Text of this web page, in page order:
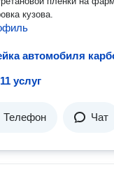
кузова.
услуг
Телефон Чат